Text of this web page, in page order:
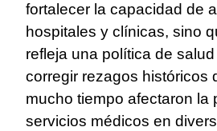
fortalecer la capacidad de
hospitales y clínicas, sino
refleja una política de
corregir rezagos históricos
mucho tiempo afectaron la
servicios médicos en